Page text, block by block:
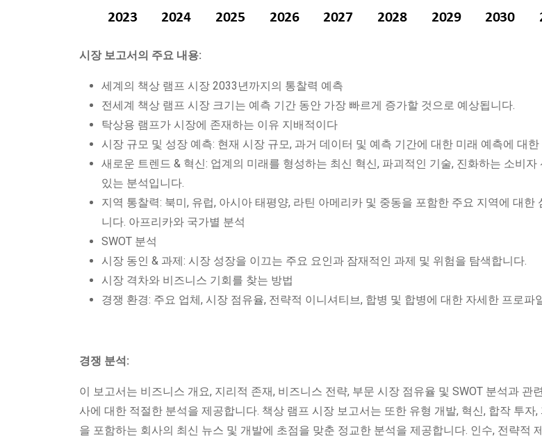
시장 보고서의 주요 내용:
세계의 책상 램프 시장 2033년까지의 통찰력 예측
전세계 책상 램프 시장 크기는 예측 기간 동안 가장 빠르게 증가할 것으로 예상됩니다.
탁상용 램프가 시장에 존재하는 이유 지배적이다
시장 규모 및 성장 예측: 현재 시장 규모, 과거 데이터 및 예측 기간에 대한 미래 예측에 대
새로운 트렌드 & 혁신: 업계의 미래를 형성하는 최신 혁신, 파괴적인 기술, 진화하는 소비자
있는 분석입니다.
지역 통찰력: 북미, 유럽, 아시아 태평양, 라틴 아메리카 및 중동을 포함한 주요 지역에 대한
니다. 아프리카와 국가별 분석
SWOT 분석
시장 동인 & 과제: 시장 성장을 이끄는 주요 요인과 잠재적인 과제 및 위험을 탐색합니다.
시장 격차와 비즈니스 기회를 찾는 방법
경쟁 환경: 주요 업체, 시장 점유율, 전략적 이니셔티브, 합병 및 합병에 대한 자세한 프로파
경쟁 분석:
이 보고서는 비즈니스 개요, 지리적 존재, 비즈니스 전략, 부문 시장 점유율 및 SWOT 분석과 관
사에 대한 적절한 분석을 제공합니다. 책상 램프 시장 보고서는 또한 유형 개발, 혁신, 합작 투자,
을 포함하는 회사의 최신 뉴스 및 개발에 초점을 맞춘 정교한 분석을 제공합니다. 인수, 전략적